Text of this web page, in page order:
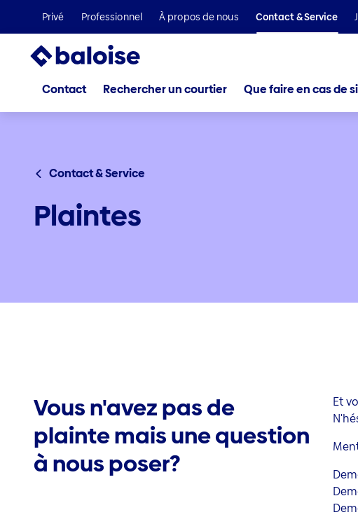
Privé Professionnel À propos de nous Contact & Service
Contact Rechercher un courtier Que faire en cas de
Contact & Service
Plaintes
Vous n'avez pas de
plainte mais une question
à nous poser?
Et